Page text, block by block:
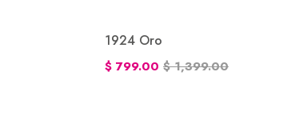
1924 Oro
$ 799.00 $ 1,399.00